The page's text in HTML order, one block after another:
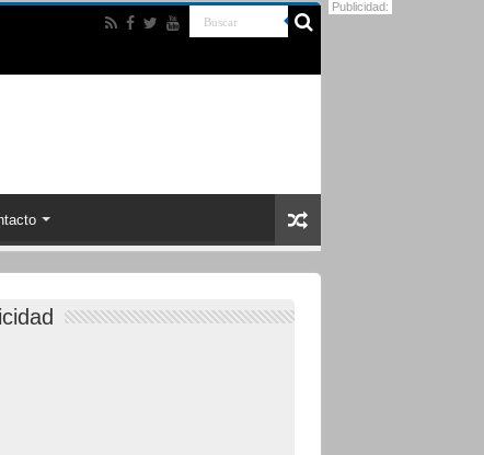
Publicidad: